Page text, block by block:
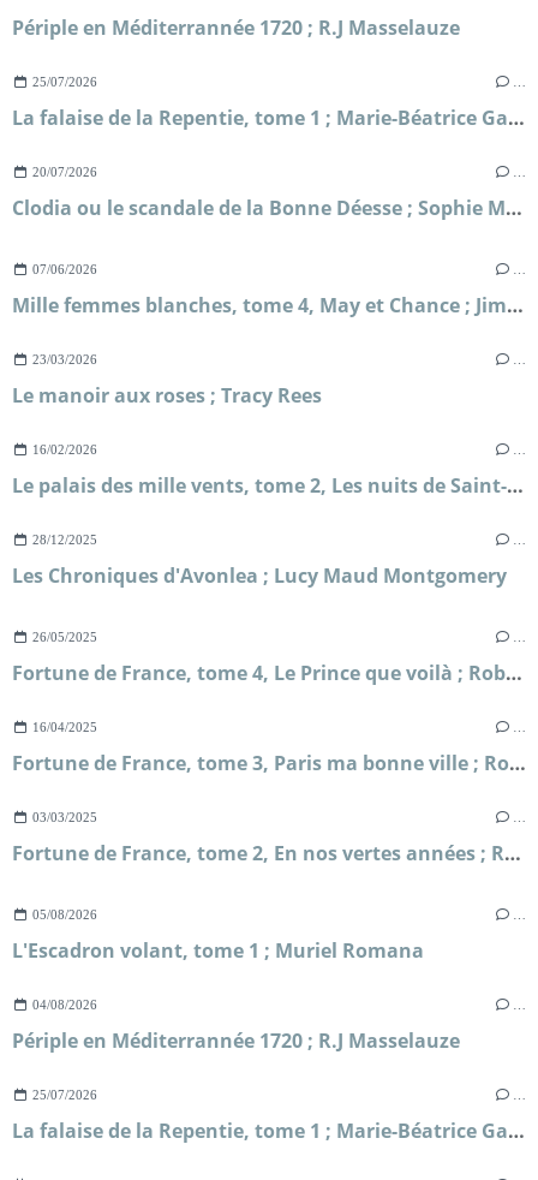
Périple en Méditerrannée 1720 ; R.J Masselauze
25/07/2026
La falaise de la Repentie, tome 1 ; Marie-Béatrice Gauvin
20/07/2026
Clodia ou le scandale de la Bonne Déesse ; Sophie Malick-Prunier
07/06/2026
Mille femmes blanches, tome 4, May et Chance ; Jim Fergus
23/03/2026
Le manoir aux roses ; Tracy Rees
16/02/2026
Le palais des mille vents, tome 2, Les nuits de Saint-Pétersbourg ; Kate McAlistair
28/12/2025
Les Chroniques d'Avonlea ; Lucy Maud Montgomery
26/05/2025
Fortune de France, tome 4, Le Prince que voilà ; Robert Merle
16/04/2025
Fortune de France, tome 3, Paris ma bonne ville ; Robert Merle
03/03/2025
Fortune de France, tome 2, En nos vertes années ; Robert Merle
05/08/2026
L'Escadron volant, tome 1 ; Muriel Romana
04/08/2026
Périple en Méditerrannée 1720 ; R.J Masselauze
25/07/2026
La falaise de la Repentie, tome 1 ; Marie-Béatrice Gauvin